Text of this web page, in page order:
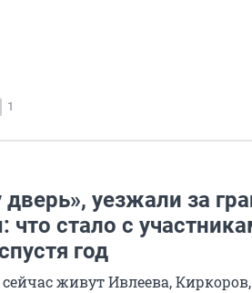
1
уезжали за
стало с
год
сейчас живут Ивлеева,